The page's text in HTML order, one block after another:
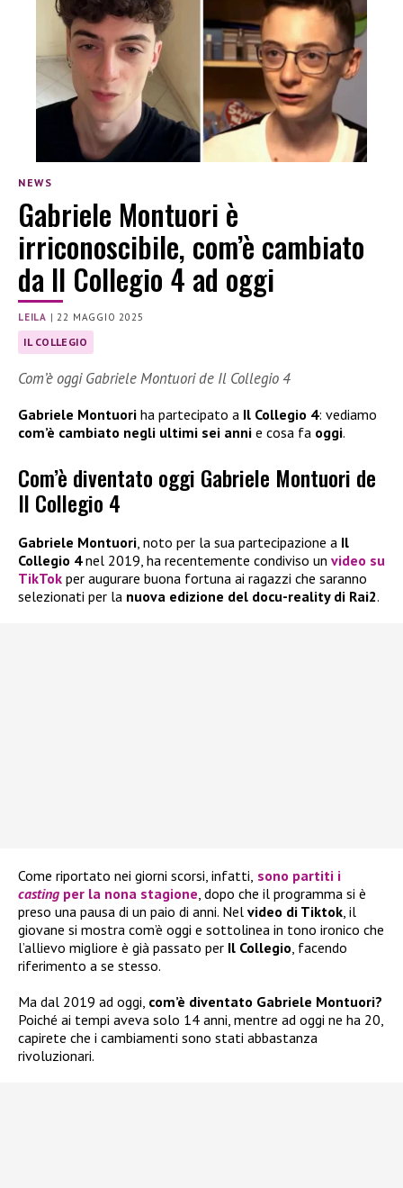
NEWS
Gabriele Montuori è
irriconoscibile, com’è cambiato
da Il Collegio 4 ad oggi
LEILA |22 MAGGIO 2025
IL COLLEGIO
Com’è oggi Gabriele Montuori de Il Collegio 4
Gabriele Montuori ha partecipato a Il Collegio 4: vediamo
com’è cambiato negli ultimi sei anni e cosa fa oggi.
Com’è diventato oggi Gabriele Montuori de
Il Collegio 4
Gabriele Montuori, noto per la sua partecipazione a Il
Collegio 4nel 2019, ha recentemente condiviso un video su
TikTok per augurare buona fortuna ai ragazzi che saranno
selezionati per la nuova edizione del docu-reality di Rai2.
Come riportato nei giorni scorsi, infatti, sono partiti i
casting per la nona stagione, dopo che il programma si è
preso una pausa di un paio di anni. Nel video di Tiktok, il
giovane si mostra com’è oggi e sottolinea in tono ironico che
l’allievo migliore è già passato per Il Collegio, facendo
riferimento a se stesso.
Ma dal 2019 ad oggi, com’è diventato Gabriele Montuori?
Poiché ai tempi aveva solo 14 anni, mentre ad oggi ne ha 20,
capirete che i cambiamenti sono stati abbastanza
rivoluzionari.